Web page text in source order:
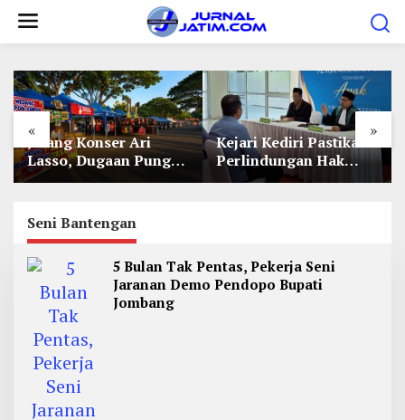
« »
Jelang Konser Ari
Lasso, Dugaan Pungli
Lapak UMKM di Hari
Kejari Kediri Pastikan
Perlindungan Hak
Anak Lewat Penetapan
Seni Bantengan
5 Bulan Tak Pentas, Pekerja Seni
Jaranan Demo Pendopo Bupati
Jombang